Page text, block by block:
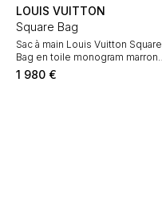
LOUIS VUITTON
Square Bag
Sac à main Louis Vuitton Square
Bag en toile monogram marron
et cuir noir
1 980 €